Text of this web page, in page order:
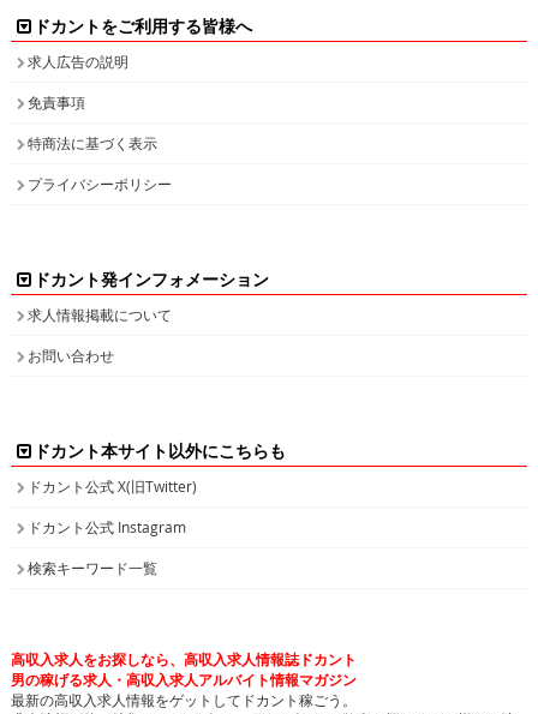
ドカントをご利用する皆様へ
求人広告の説明
免責事項
特商法に基づく表示
プライバシーポリシー
ドカント発インフォメーション
求人情報掲載について
お問い合わせ
ドカント本サイト以外にこちらも
ドカント公式 X(旧Twitter)
ドカント公式 Instagram
検索キーワード一覧
高収入求人をお探しなら、高収入求人情報誌ドカント
男の稼げる求人・高収入求人アルバイト情報マガジン
最新の高収入求人情報をゲットしてドカント稼ごう。